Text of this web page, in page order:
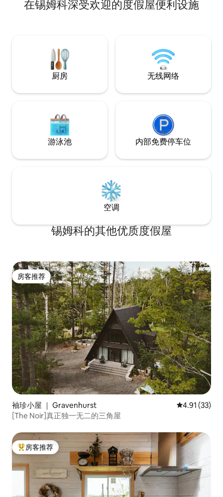
《TORONTO LIFE》中亮相，配备您自己
的桑拿房、独特的悬挂床、柴火炉、小厨
步于庭院，享受美丽的户外空间、永续农
场、动物和火坑。
吧、餐厅、海滩和其
验也很棒。 配备
越，让您尽情享受
在锡姆科深受欢迎的度假屋便利设施
厨房 无线网络
游泳池 内部免费停车位
空调
锡姆科的其他优质度假屋
房客推荐
房客推荐
袖珍小屋 ｜ Gravenhurst 平均评分
4.91 (33)
[The Noir]真正独一无二的三角屋
热门「房客推荐」
房客推荐